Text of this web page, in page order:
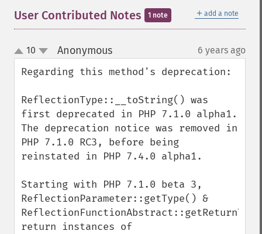
＋ add a note
User Contributed Notes 1 note
up
down
10 Anonymous¶ 6 years ago
Regarding this method's deprecation:
ReflectionType::__toString() was
first deprecated in PHP 7.1.0 alpha1.
The deprecation notice was removed in
PHP 7.1.0 RC3, before being
reinstated in PHP 7.4.0 alpha1.
Starting with PHP 7.1.0 beta 3,
ReflectionParameter::getType() &
return instances of